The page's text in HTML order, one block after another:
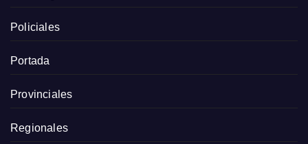
Policiales
Portada
Provinciales
Regionales